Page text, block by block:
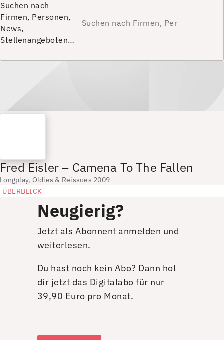
Suchen nach
Firmen, Personen,
News,
Stellenangeboten…
Fred Eisler – Camena To The Fallen
Longplay, Oldies & Reissues 2009
ÜBERBLICK
Neugierig?
Jetzt als Abonnent anmelden und
weiterlesen.
Du hast noch kein Abo? Dann hol
dir jetzt das Digitalabo für nur
39,90 Euro pro Monat.